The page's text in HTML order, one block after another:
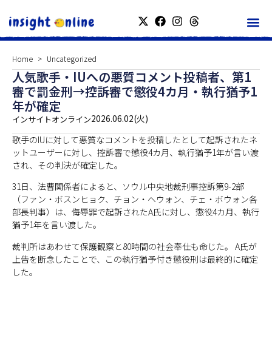
Home Uncategorized
人気歌手・IUへの悪質コメント投稿者、第1
審で罰金刑→控訴審で懲役4カ月・執行猶予1
年が確定
インサイトオンライン2026.06.02(火)
歌手のIUに対して悪質なコメントを投稿したとして起訴されたネ
ットユーザーに対し、控訴審で懲役4カ月、執行猶予1年が言い渡
され、その判決が確定した。
31日、法曹関係者によると、ソウル中央地裁刑事控訴第9-2部
（ファン・ボスンヒョク、チョン・ヘウォン、チェ・ボウォン各
部長判事）は、侮辱罪で起訴されたA氏に対し、懲役4カ月、執行
猶予1年を言い渡した。
裁判所はあわせて保護観察と80時間の社会奉仕も命じた。 A氏が
上告を断念したことで、この執行猶予付き懲役刑は最終的に確定
した。